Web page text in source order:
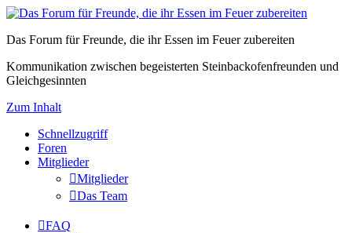
Das Forum für Freunde, die ihr Essen im Feuer zubereiten
Kommunikation zwischen begeisterten Steinbackofenfreunden und
Gleichgesinnten
Zum Inhalt
Schnellzugriff
Foren
Mitglieder
Mitglieder
Das Team
FAQ